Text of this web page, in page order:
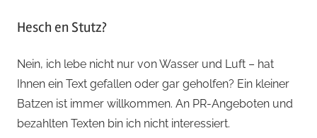
Hesch en Stutz?
Nein, ich lebe nicht nur von Wasser und Luft – hat
Ihnen ein Text gefallen oder gar geholfen? Ein kleiner
Batzen ist immer willkommen. An PR-Angeboten und
bezahlten Texten bin ich nicht interessiert.